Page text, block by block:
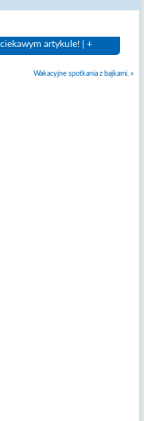
artykule! | +
Wakacyjne spotkania z bajkami. »